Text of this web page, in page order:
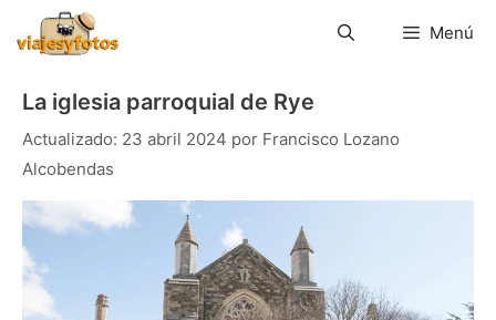
contenido
Menú
La iglesia parroquial de Rye
23 abril 2024 por Francisco Lozano
Alcobendas